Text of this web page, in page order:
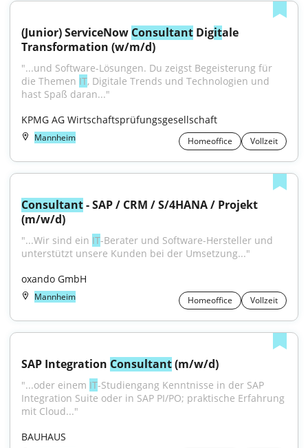
(Junior) ServiceNow Consultant Digitale
Transformation (w/m/d)
"...und Software-Lösungen. Du zeigst Begeisterung für
die Themen IT, Digitale Trends und Technologien und
hast Spaß daran..."
KPMG AG Wirtschaftsprüfungsgesellschaft
Mannheim Homeoffice Vollzeit
Consultant - SAP / CRM / S/4HANA / Projekt
(m/w/d)
"...Wir sind ein IT-Berater und Software-Hersteller und
unterstützt unsere Kunden bei der Umsetzung..."
oxando GmbH
Mannheim Homeoffice Vollzeit
SAP Integration Consultant (m/w/d)
"...oder einem IT-Studiengang Kenntnisse in der SAP
Integration Suite oder in SAP PI/PO; praktische Erfahrung
mit Cloud..."
BAUHAUS